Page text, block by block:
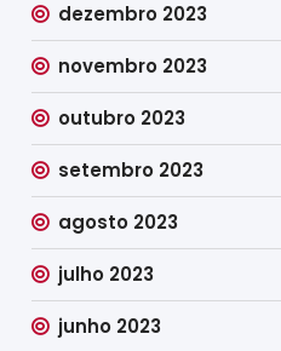
dezembro 2023
novembro 2023
outubro 2023
setembro 2023
agosto 2023
julho 2023
junho 2023